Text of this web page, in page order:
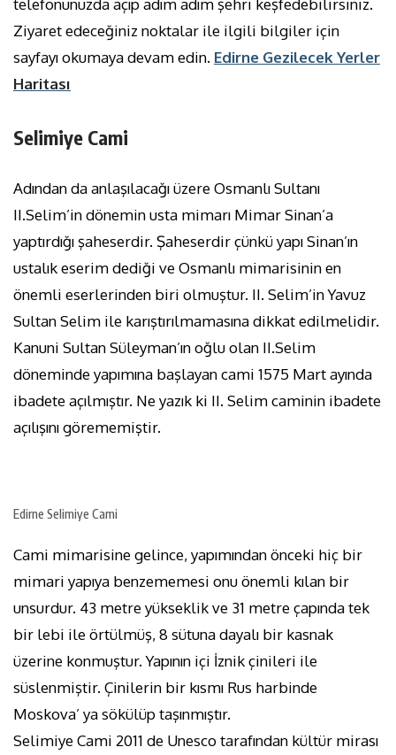
telefonunuzda açıp adım adım şehri keşfedebilirsiniz.
Ziyaret edeceğiniz noktalar ile ilgili bilgiler için
sayfayı okumaya devam edin. Edirne Gezilecek Yerler
Haritası
Selimiye Cami
Adından da anlaşılacağı üzere Osmanlı Sultanı
II.Selim’in dönemin usta mimarı Mimar Sinan’a
yaptırdığı şaheserdir. Şaheserdir çünkü yapı Sinan’ın
ustalık eserim dediği ve Osmanlı mimarisinin en
önemli eserlerinden biri olmuştur. II. Selim’in Yavuz
Sultan Selim ile karıştırılmamasına dikkat edilmelidir.
Kanuni Sultan Süleyman’ın oğlu olan II.Selim
döneminde yapımına başlayan cami 1575 Mart ayında
ibadete açılmıştır. Ne yazık ki II. Selim caminin ibadete
açılışını görememiştir.
Edirne Selimiye Cami
Cami mimarisine gelince, yapımından önceki hiç bir
mimari yapıya benzememesi onu önemli kılan bir
unsurdur. 43 metre yükseklik ve 31 metre çapında tek
bir lebi ile örtülmüş, 8 sütuna dayalı bir kasnak
üzerine konmuştur. Yapının içi İznik çinileri ile
süslenmiştir. Çinilerin bir kısmı Rus harbinde
Moskova’ ya sökülüp taşınmıştır.
Selimiye Cami 2011 de Unesco tarafından kültür mirası